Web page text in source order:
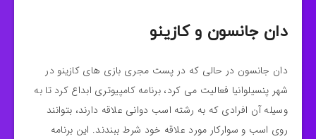
دان جانسون و کازینو
دان جانسون در حالی که در پست مجری بازی های کازینو در
شهر پنسیلوانیا فعالیت می کرد، برنامه کامپیوتری ابداع کرد تا به
وسیله آن افرادی که به رشته اسب دوانی علاقه دارند، بتوانند
روی اسب و سوارکار مورد علاقه خود شرط ببندند. این برنامه